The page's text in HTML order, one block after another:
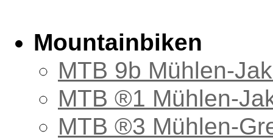
Mountainbiken
MTB 9b Mühlen-
MTB ®1 Mühlen-
MTB ®3 Mühlen-